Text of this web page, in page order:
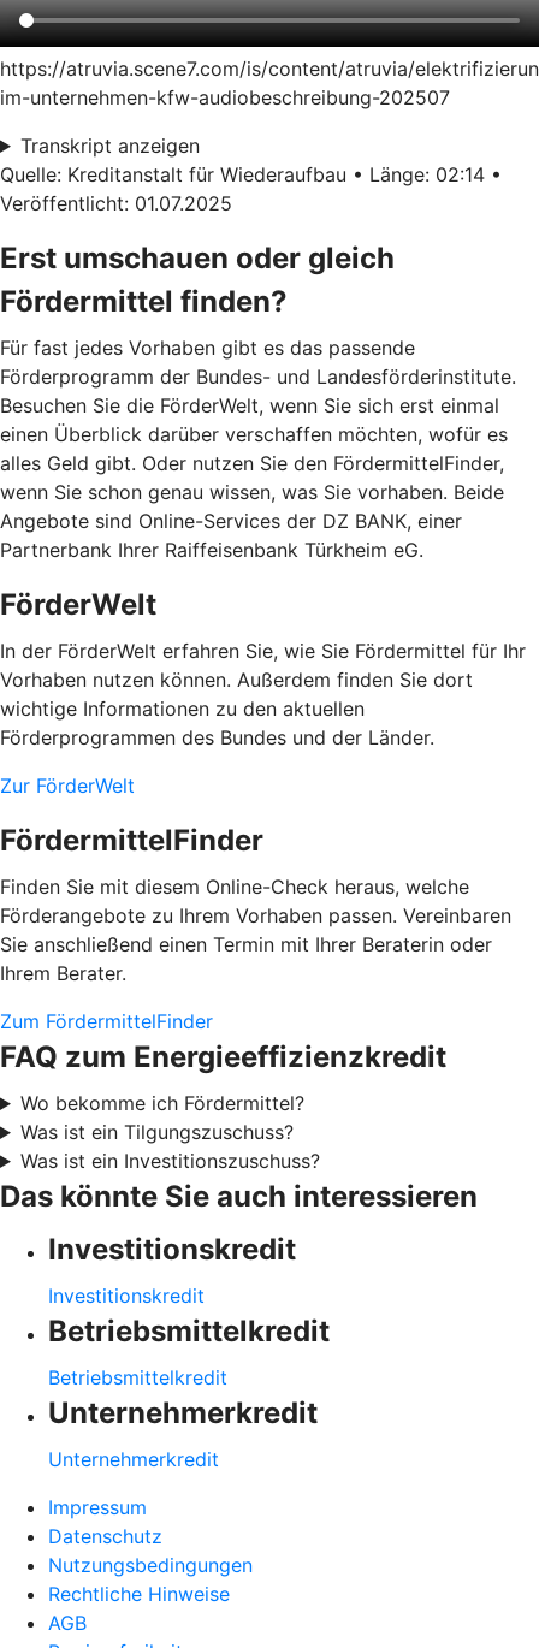
https://atruvia.scene7.com/is/content/atruvia/
im-unternehmen-kfw-audiobeschreibung-202507
Transkript anzeigen
Quelle: Kreditanstalt für Wiederaufbau • Länge: 02:14 •
Veröffentlicht: 01.07.2025
Erst umschauen oder gleich
Fördermittel finden?
Für fast jedes Vorhaben gibt es das passende
Förderprogramm der Bundes- und Landesförderinstitute.
Besuchen Sie die FörderWelt, wenn Sie sich erst einmal
einen Überblick darüber verschaffen möchten, wofür es
alles Geld gibt. Oder nutzen Sie den FördermittelFinder,
wenn Sie schon genau wissen, was Sie vorhaben. Beide
Angebote sind Online-Services der DZ BANK, einer
Partnerbank Ihrer Raiffeisenbank Türkheim eG.
FörderWelt
In der FörderWelt erfahren Sie, wie Sie Fördermittel für Ihr
Vorhaben nutzen können. Außerdem finden Sie dort
wichtige Informationen zu den aktuellen
Förderprogrammen des Bundes und der Länder.
Zur FörderWelt
FördermittelFinder
Finden Sie mit diesem Online-Check heraus, welche
Förderangebote zu Ihrem Vorhaben passen. Vereinbaren
Sie anschließend einen Termin mit Ihrer Beraterin oder
Ihrem Berater.
Zum FördermittelFinder
FAQ zum Energieeffizienzkredit
Wo bekomme ich Fördermittel?
Was ist ein Tilgungszuschuss?
Was ist ein Investitionszuschuss?
Das könnte Sie auch interessieren
Investitionskredit
Investitionskredit
Betriebsmittelkredit
Betriebsmittelkredit
Unternehmerkredit
Unternehmerkredit
Impressum
Datenschutz
Nutzungsbedingungen
Rechtliche Hinweise
AGB